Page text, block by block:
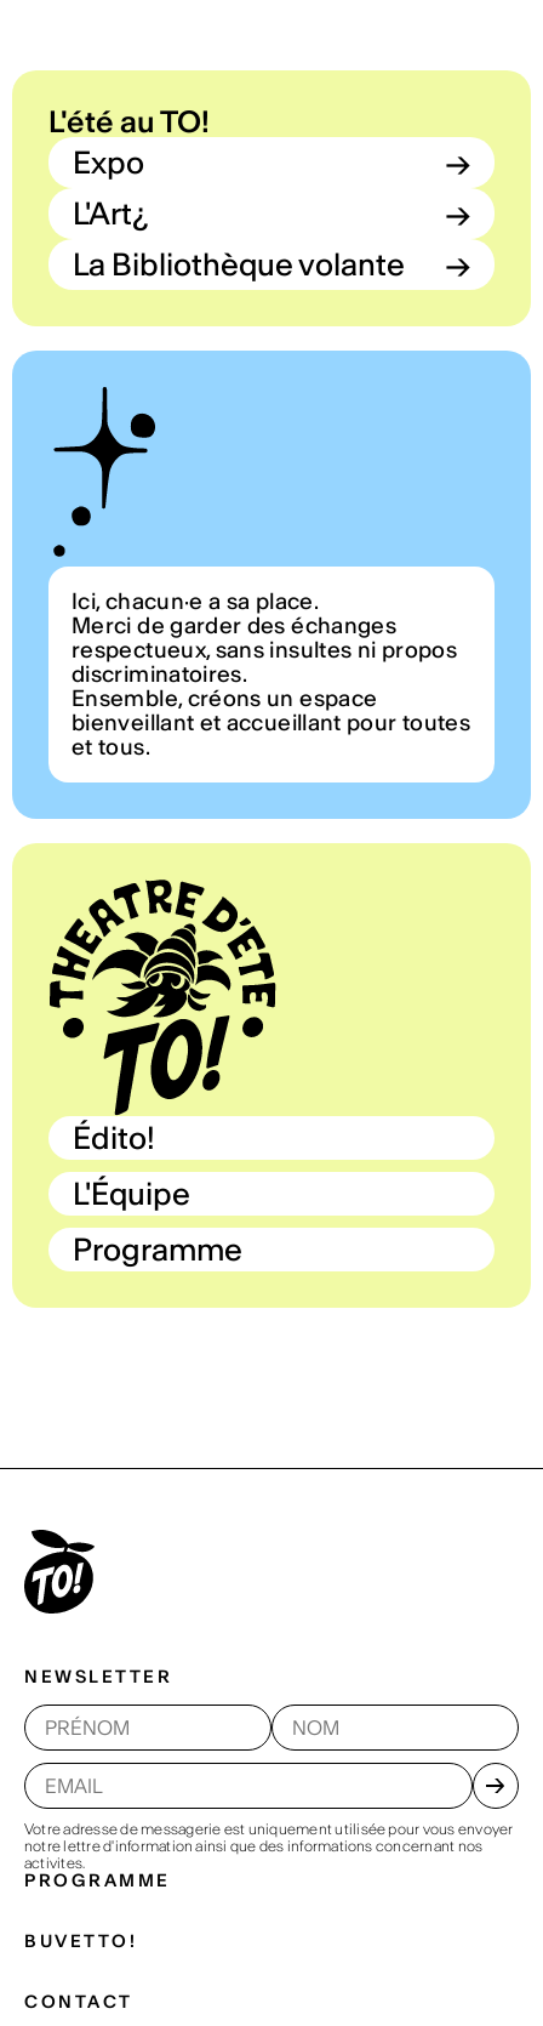
L'été au TO!
Expo
→
L'Art¿
→
La Bibliothèque volante
→
Ici, chacun·e a sa place.
Merci de garder des échanges
respectueux, sans insultes ni propos
discriminatoires.
Ensemble, créons un espace
bienveillant et accueillant pour toutes
et tous.
Édito!
L'Équipe
Programme
NEWSLETTER
Votre adresse de messagerie est uniquement utilisée pour vous envoyer
notre lettre d'information ainsi que des informations concernant nos
activites.
PROGRAMME
BUVETTO!
CONTACT